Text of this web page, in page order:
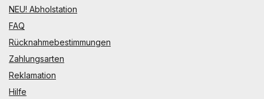
NEU! Abholstation
FAQ
Rücknahmebestimmungen
Zahlungsarten
Reklamation
Hilfe